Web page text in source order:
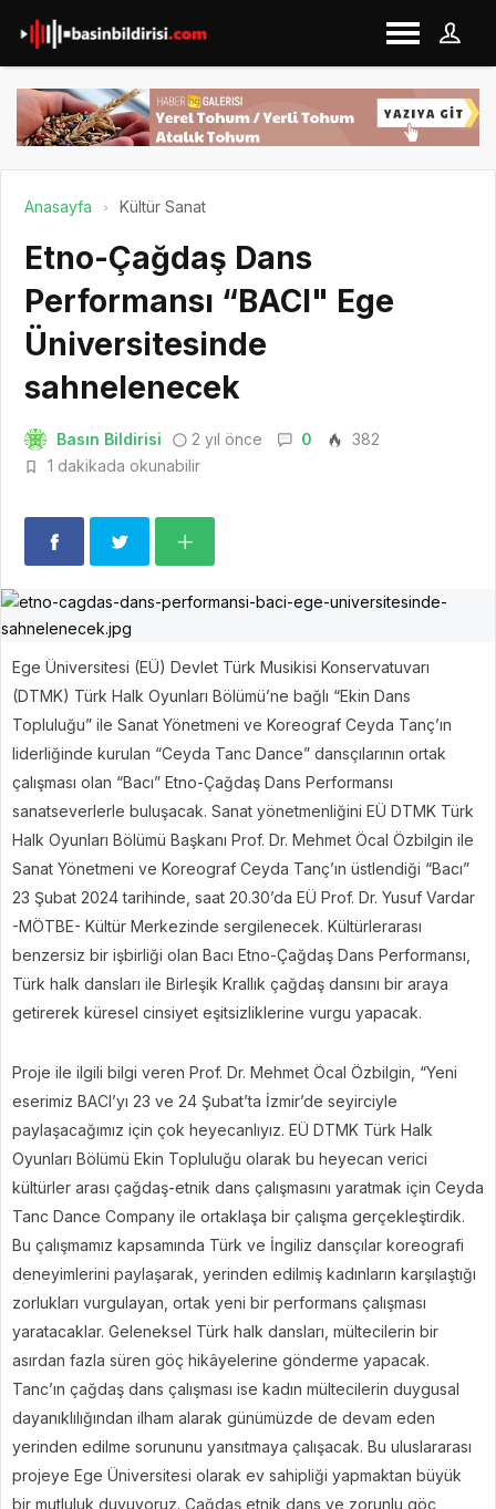
Anasayfa Kültür Sanat
Etno-Çağdaş Dans
Performansı “BACI" Ege
Üniversitesinde
sahnelenecek
Basın Bildirisi 2 yıl önce 0
382
1 dakikada okunabilir
Ege Üniversitesi (EÜ) Devlet Türk Musikisi Konservatuvarı
(DTMK) Türk Halk Oyunları Bölümü’ne bağlı “Ekin Dans
Topluluğu” ile Sanat Yönetmeni ve Koreograf Ceyda Tanç’ın
liderliğinde kurulan “Ceyda Tanc Dance” dansçılarının ortak
çalışması olan “Bacı” Etno-Çağdaş Dans Performansı
sanatseverlerle buluşacak. Sanat yönetmenliğini EÜ DTMK Türk
Halk Oyunları Bölümü Başkanı Prof. Dr. Mehmet Öcal Özbilgin ile
Sanat Yönetmeni ve Koreograf Ceyda Tanç’ın üstlendiği “Bacı”
23 Şubat 2024 tarihinde, saat 20.30’da EÜ Prof. Dr. Yusuf Vardar
-MÖTBE- Kültür Merkezinde sergilenecek. Kültürlerarası
benzersiz bir işbirliği olan Bacı Etno-Çağdaş Dans Performansı,
Türk halk dansları ile Birleşik Krallık çağdaş dansını bir araya
getirerek küresel cinsiyet eşitsizliklerine vurgu yapacak.
Proje ile ilgili bilgi veren Prof. Dr. Mehmet Öcal Özbilgin, “Yeni
eserimiz BACI’yı 23 ve 24 Şubat’ta İzmir’de seyirciyle
paylaşacağımız için çok heyecanlıyız. EÜ DTMK Türk Halk
Oyunları Bölümü Ekin Topluluğu olarak bu heyecan verici
kültürler arası çağdaş-etnik dans çalışmasını yaratmak için Ceyda
Tanc Dance Company ile ortaklaşa bir çalışma gerçekleştirdik.
Bu çalışmamız kapsamında Türk ve İngiliz dansçılar koreografi
deneyimlerini paylaşarak, yerinden edilmiş kadınların karşılaştığı
zorlukları vurgulayan, ortak yeni bir performans çalışması
yaratacaklar. Geleneksel Türk halk dansları, mültecilerin bir
asırdan fazla süren göç hikâyelerine gönderme yapacak.
Tanc’ın çağdaş dans çalışması ise kadın mültecilerin duygusal
dayanıklılığından ilham alarak günümüzde de devam eden
yerinden edilme sorununu yansıtmaya çalışacak. Bu uluslararası
projeye Ege Üniversitesi olarak ev sahipliği yapmaktan büyük
bir mutluluk duyuyoruz. Çağdaş etnik dans ve zorunlu göç